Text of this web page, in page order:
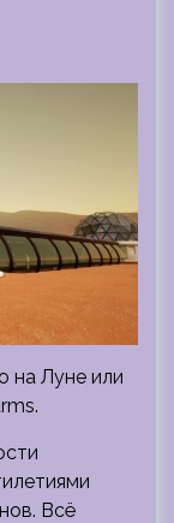
на Луне или
Всё